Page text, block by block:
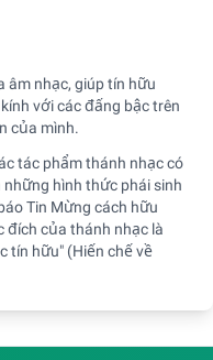
âm nhạc, giúp tín hữu
với các đấng bậc trên
của mình.
tác phẩm thánh nhạc có
hình thức phái sinh
Tin Mừng cách hữu
của thánh nhạc là
tín hữu" (Hiến chế về